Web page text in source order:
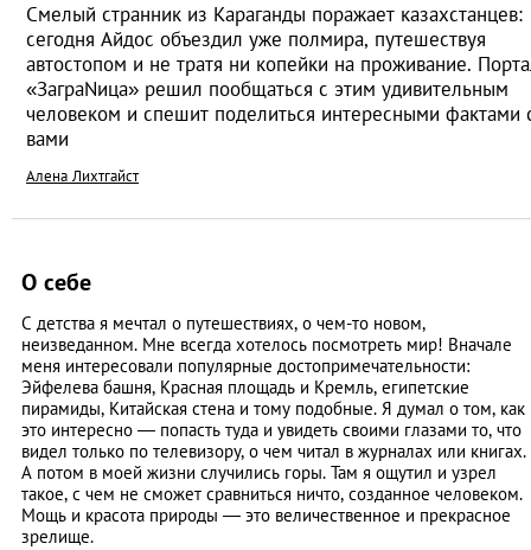
Смелый странник из Караганды поражает казахстанцев:
сегодня Айдос объездил уже полмира, путешествуя
автостопом и не тратя ни копейки на проживание.
«ЗаграNица» решил пообщаться с этим удивительным
человеком и спешит поделиться интересными фактами
вами
Алена Лихтгайст
О себе
С детства я мечтал о путешествиях, о чем-то новом,
неизведанном. Мне всегда хотелось посмотреть мир! Вначале
меня интересовали популярные достопримечательности:
Эйфелева башня, Красная площадь и Кремль, египетские
пирамиды, Китайская стена и тому подобные. Я думал о том, как
это интересно — попасть туда и увидеть своими глазами то, что
видел только по телевизору, о чем читал в журналах или книгах.
А потом в моей жизни случились горы. Там я ощутил и узрел
такое, с чем не сможет сравниться ничто, созданное человеком.
Мощь и красота природы — это величественное и прекрасное
зрелище.